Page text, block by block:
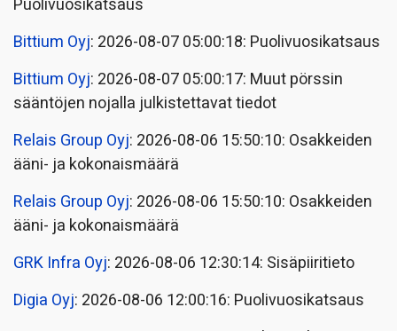
Puolivuosikatsaus
Bittium Oyj: 2026-08-07 05:00:18: Puolivuosikatsaus
Bittium Oyj: 2026-08-07 05:00:17: Muut pörssin
sääntöjen nojalla julkistettavat tiedot
Relais Group Oyj: 2026-08-06 15:50:10: Osakkeiden
ääni- ja kokonaismäärä
Relais Group Oyj: 2026-08-06 15:50:10: Osakkeiden
ääni- ja kokonaismäärä
GRK Infra Oyj: 2026-08-06 12:30:14: Sisäpiiritieto
Digia Oyj: 2026-08-06 12:00:16: Puolivuosikatsaus